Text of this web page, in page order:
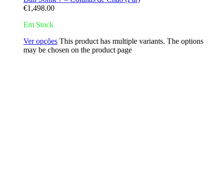
€1,498.00
Em Stock
Ver opções This product has multiple variants. The options
may be chosen on the product page